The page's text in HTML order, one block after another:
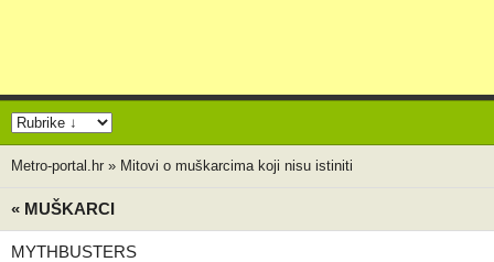
Metro-portal.hr » Mitovi o muškarcima koji nisu istiniti
« MUŠKARCI
MYTHBUSTERS